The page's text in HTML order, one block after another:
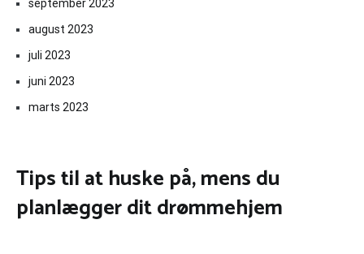
september 2023
august 2023
juli 2023
juni 2023
marts 2023
Tips til at huske på, mens du
planlægger dit drømmehjem